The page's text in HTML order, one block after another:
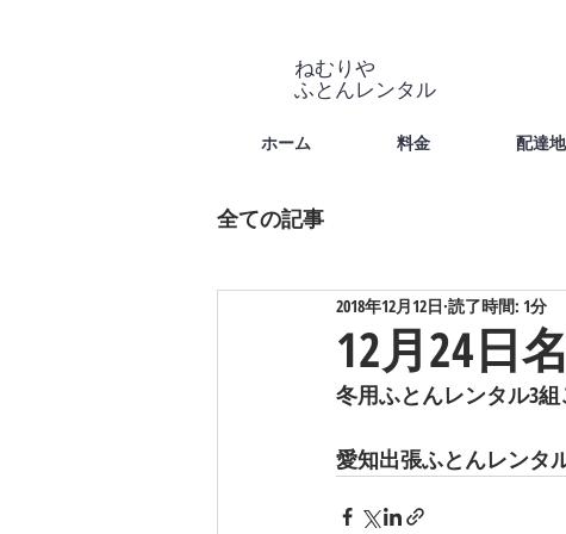
ホーム 料金 配達
ねむりや
​ふとんレンタル
全ての記事
12月24日
2018年12月12日 読了時間: 1分
冬用ふとんレンタル3
愛知出張ふとんレンタ